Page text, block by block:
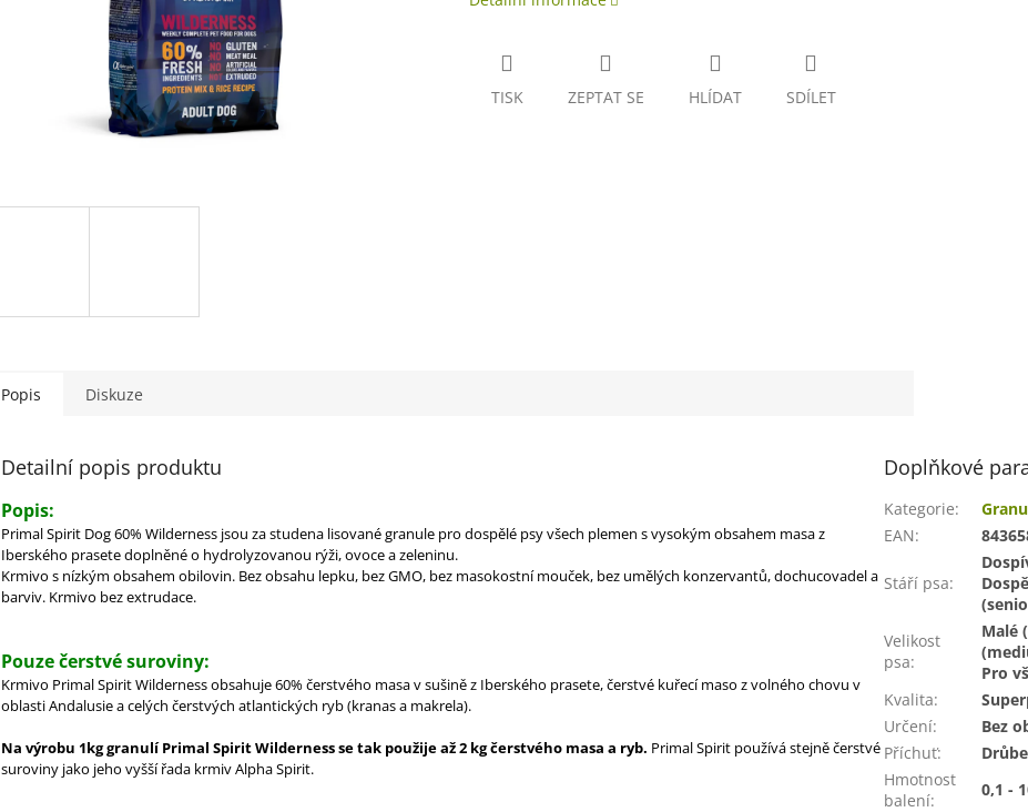
TISK ZEPTAT SE HLÍDAT SDÍLET
Popis Diskuze
Detailní popis produktu
Popis:
Primal Spirit Dog 60% Wilderness jsou za studena lisované granule pro dospělé psy všech plemen s vysokým obsahem masa z
Iberského prasete doplněné o hydrolyzovanou rýži, ovoce a zeleninu.
Krmivo s nízkým obsahem obilovin. Bez obsahu lepku, bez GMO, bez masokostní mouček, bez umělých konzervantů, dochucovadel a
barviv. Krmivo bez extrudace.
Pouze čerstvé suroviny:
Krmivo Primal Spirit Wilderness obsahuje 60% čerstvého masa v sušině z Iberského prasete, čerstvé kuřecí maso z volného chovu v
oblasti Andalusie a celých čerstvých atlantických ryb (kranas a makrela).
Na výrobu 1kg granulí Primal Spirit Wilderness se tak použije až 2 kg čerstvého masa a ryb. Primal Spirit používá stejně čerstvé
suroviny jako jeho vyšší řada krmiv Alpha Spirit.
Doplňkové
Kategorie:
EAN:
Stáří psa:
Velikost
psa:
Malé
Pro
Kvalita:
Určení:
Bez
Příchuť:
Hmotnost
balení:
0,1 -